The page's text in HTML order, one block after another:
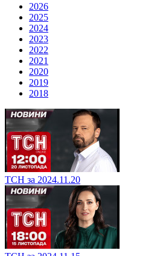
2026
2025
2024
2023
2022
2021
2020
2019
2018
ТСН за 2024.11.20